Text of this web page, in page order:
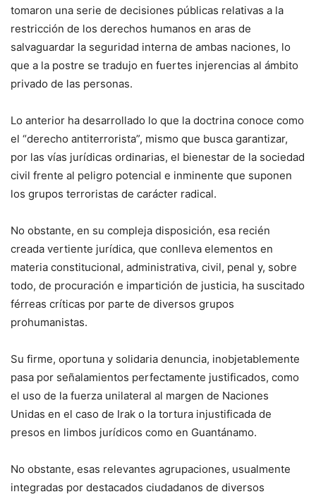
tomaron una serie de decisiones públicas relativas a la
restricción de los derechos humanos en aras de
salvaguardar la seguridad interna de ambas naciones, lo
que a la postre se tradujo en fuertes injerencias al ámbito
privado de las personas.
Lo anterior ha desarrollado lo que la doctrina conoce como
el “derecho antiterrorista”, mismo que busca garantizar,
por las vías jurídicas ordinarias, el bienestar de la sociedad
civil frente al peligro potencial e inminente que suponen
los grupos terroristas de carácter radical.
No obstante, en su compleja disposición, esa recién
creada vertiente jurídica, que conlleva elementos en
materia constitucional, administrativa, civil, penal y, sobre
todo, de procuración e impartición de justicia, ha suscitado
férreas críticas por parte de diversos grupos
prohumanistas.
Su firme, oportuna y solidaria denuncia, inobjetablemente
pasa por señalamientos perfectamente justificados, como
el uso de la fuerza unilateral al margen de Naciones
Unidas en el caso de Irak o la tortura injustificada de
presos en limbos jurídicos como en Guantánamo.
No obstante, esas relevantes agrupaciones, usualmente
integradas por destacados ciudadanos de diversos